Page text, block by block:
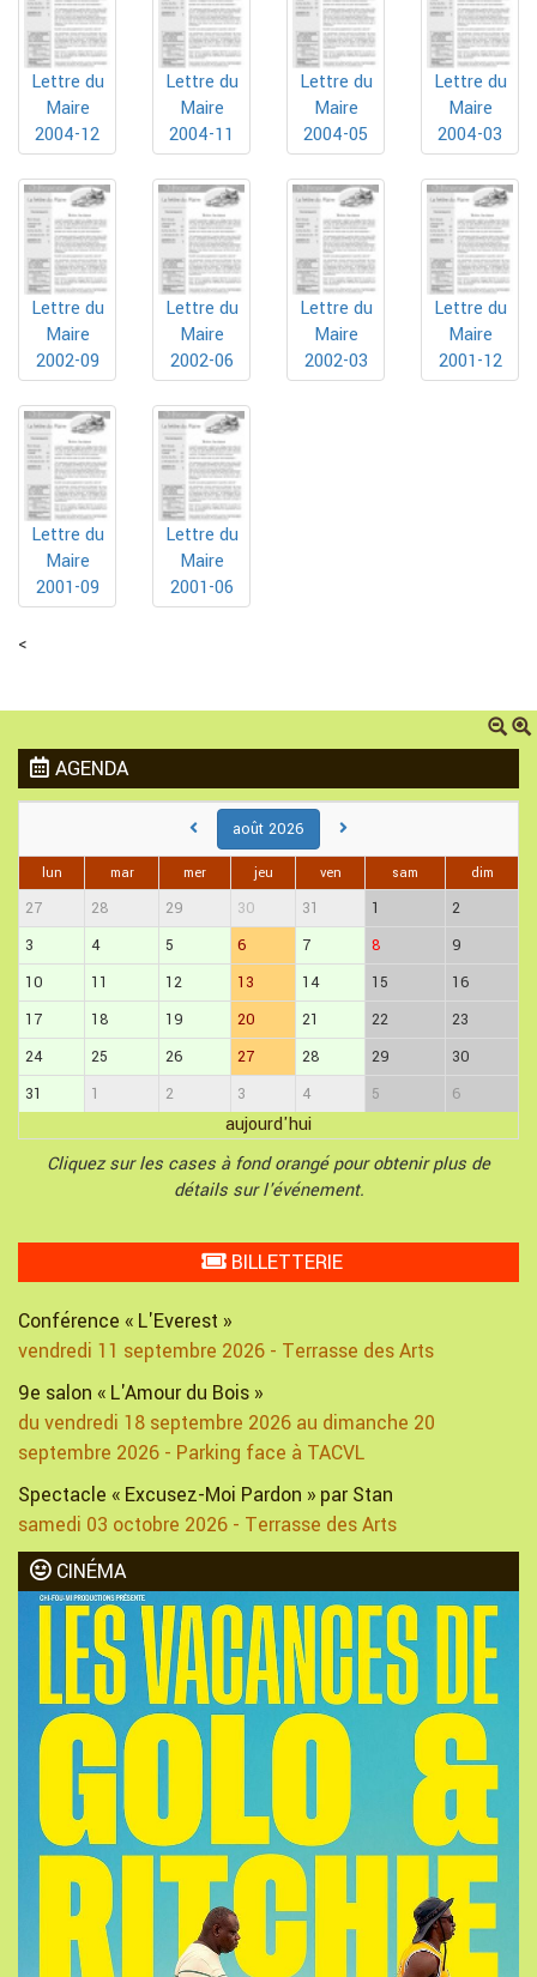
Lettre du
Maire
2004-12
Lettre du
Maire
2004-11
Lettre du
Maire
2004-05
Lettre du
Maire
2004-03
Lettre du
Maire
2002-09
Lettre du
Maire
2002-06
Lettre du
Maire
2002-03
Lettre du
Maire
2001-12
Lettre du
Maire
2001-09
Lettre du
Maire
2001-06
<
AGENDA
août 2026
lun mar mer jeu ven sam dim
27 28 29 30 31 1
2
3
4 5 6 7 8
9
10
11 12 13 14 15
16
17
18 19 20 21 22
23
24
25 26 27 28 29
30
31
1 2 3 4 5 6
aujourd'hui
Cliquez sur les cases à fond orangé pour obtenir plus de
détails sur l'événement.
BILLETTERIE
Conférence « L'Everest »
vendredi 11 septembre 2026 - Terrasse des Arts
9e salon « L'Amour du Bois »
du vendredi 18 septembre 2026 au dimanche 20
septembre 2026 - Parking face à TACVL
Spectacle « Excusez-Moi Pardon » par Stan
samedi 03 octobre 2026 - Terrasse des Arts
CINÉMA